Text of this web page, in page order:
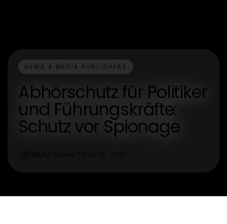
NEWS & MEDIA PUBLISHERS
Abhörschutz für Politiker
und Führungskräfte:
Schutz vor Spionage